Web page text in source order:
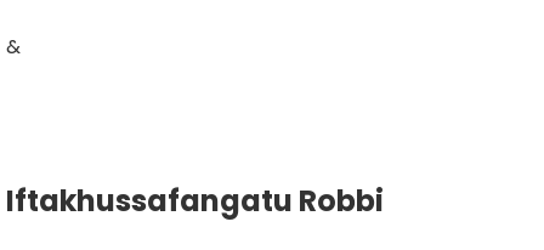
&
Iftakhussafangatu Robbi